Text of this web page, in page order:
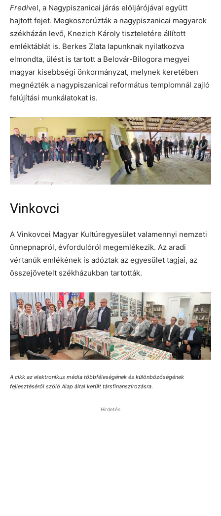
Fredivel, a Nagypiszanicai járás elöljárójával együtt
hajtott fejet. Megkoszorúzták a nagypiszanicai magyarok
székházán levő, Knezich Károly tiszteletére állított
emléktáblát is. Berkes Zlata lapunknak nyilatkozva
elmondta, ülést is tartott a Belovár-Bilogora megyei
magyar kisebbségi önkormányzat, melynek keretében
megnézték a nagypiszanicai református templomnál zajló
felújítási munkálatokat is.
Vinkovci
A Vinkovcei Magyar Kultúregyesület valamennyi nemzeti
ünnepnapról, évfordulóról megemlékezik. Az aradi
vértanúk emlékének is adóztak az egyesület tagjai, az
összejövetelt székházukban tartották.
A cikk az elektronikus média többféleségének és különbözőségének
fejlesztéséről szóló Alap által került társfinanszírozásra.
Hirdetés